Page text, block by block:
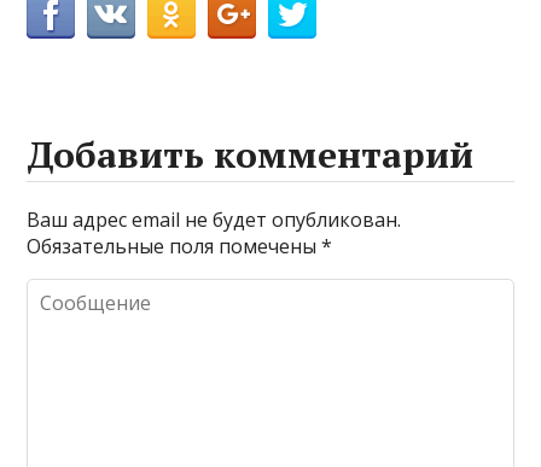
Добавить комментарий
Ваш адрес email не будет опубликован.
Обязательные поля помечены*